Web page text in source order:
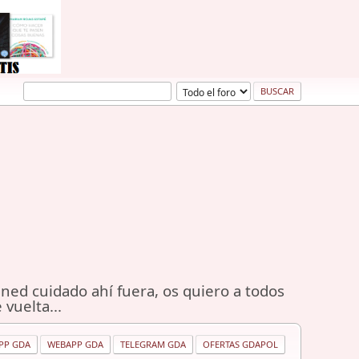
cuidado ahí fuera, os quiero a todos
vuelta...
GDA WEBAPP GDA TELEGRAM GDA OFERTAS GDAPOL